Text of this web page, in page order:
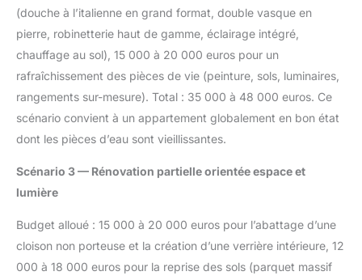
(douche à l’italienne en grand format, double vasque en
pierre, robinetterie haut de gamme, éclairage intégré,
chauffage au sol), 15 000 à 20 000 euros pour un
rafraîchissement des pièces de vie (peinture, sols, luminaires,
rangements sur-mesure). Total : 35 000 à 48 000 euros. Ce
scénario convient à un appartement globalement en bon état
dont les pièces d’eau sont vieillissantes.
Scénario 3 — Rénovation partielle orientée espace et
lumière
Budget alloué : 15 000 à 20 000 euros pour l’abattage d’une
cloison non porteuse et la création d’une verrière intérieure, 12
000 à 18 000 euros pour la reprise des sols (parquet massif